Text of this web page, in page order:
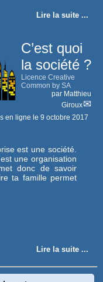
Lire la suite ...
C’est quoi
la société ?
Licence Creative
Common by SA
par Matthieu
Giroux
en ligne le 9 octobre 2017
est une société.
une organisation
donc de savoir
ta famille permet
Lire la suite ...